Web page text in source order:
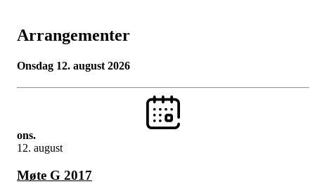
Arrangementer
onsdag 12. august 2026
ons.
12. august
Møte G 2017